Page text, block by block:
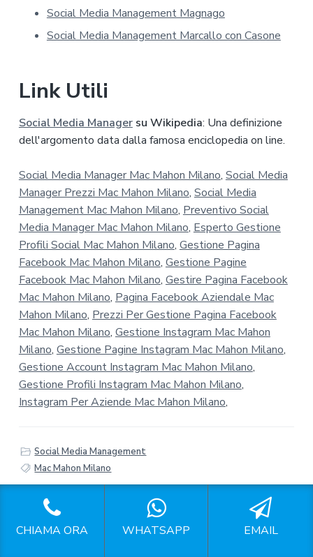
Social Media Management Magnago
Social Media Management Marcallo con Casone
Link Utili
Social Media Managersu Wikipedia: Una definizione
dell'argomento data dalla famosa enciclopedia on line.
Social Media Manager Mac Mahon Milano, Social Media
Manager Prezzi Mac Mahon Milano, Social Media
Management Mac Mahon Milano, Preventivo Social
Media Manager Mac Mahon Milano, Esperto Gestione
Profili Social Mac Mahon Milano, Gestione Pagina
Facebook Mac Mahon Milano, Gestione Pagine
Facebook Mac Mahon Milano, Gestire Pagina Facebook
Mac Mahon Milano, Pagina Facebook Aziendale Mac
Mahon Milano, Prezzi Per Gestione Pagina Facebook
Mac Mahon Milano, Gestione Instagram Mac Mahon
Milano, Gestione Pagine Instagram Mac Mahon Milano,
Gestione Account Instagram Mac Mahon Milano,
Gestione Profili Instagram Mac Mahon Milano,
Instagram Per Aziende Mac Mahon Milano,
Social Media Management
Mac Mahon Milano
CHIAMA ORA WHATSAPP EMAIL